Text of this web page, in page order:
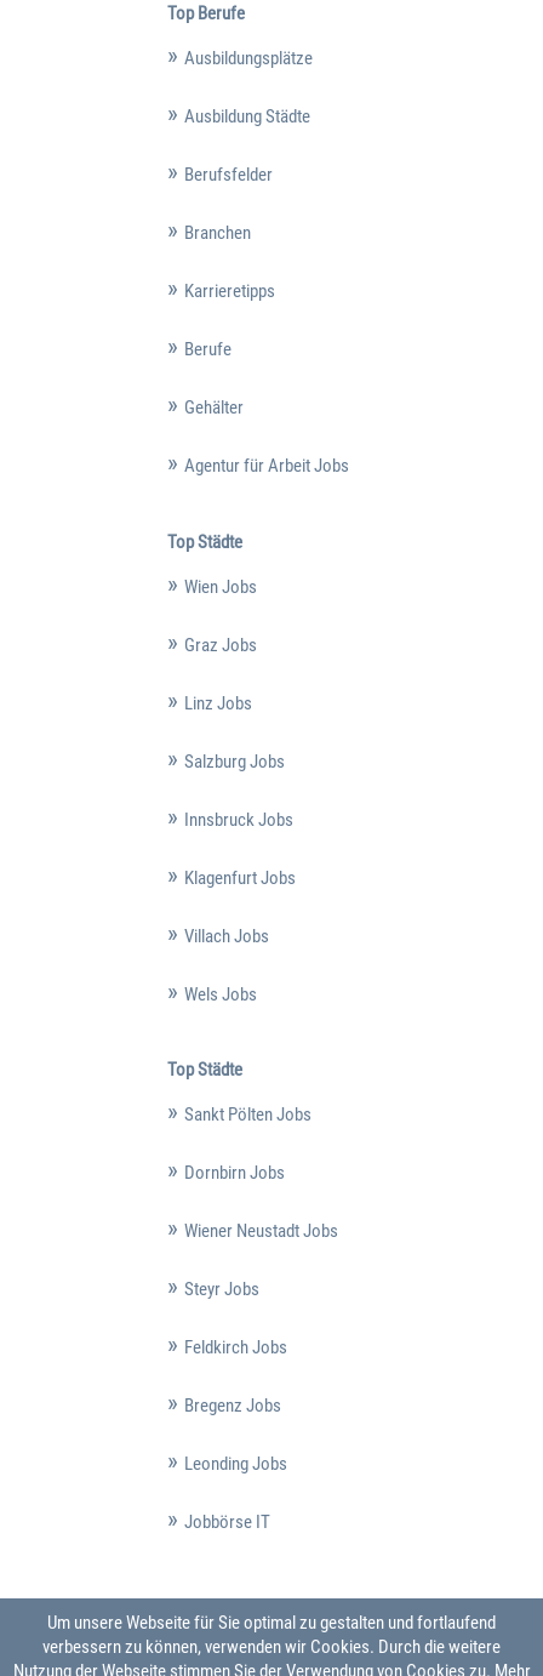
Top Berufe
Ausbildungsplätze
Ausbildung Städte
Berufsfelder
Branchen
Karrieretipps
Berufe
Gehälter
Agentur für Arbeit Jobs
Top Städte
Wien Jobs
Graz Jobs
Linz Jobs
Salzburg Jobs
Innsbruck Jobs
Klagenfurt Jobs
Villach Jobs
Wels Jobs
Top Städte
Sankt Pölten Jobs
Dornbirn Jobs
Wiener Neustadt Jobs
Steyr Jobs
Feldkirch Jobs
Bregenz Jobs
Leonding Jobs
Jobbörse IT
Um unsere Webseite für Sie optimal zu gestalten und fortlaufend
verbessern zu können, verwenden wir Cookies. Durch die weitere
Nutzung der Webseite stimmen Sie der Verwendung von Cookies zu. Mehr